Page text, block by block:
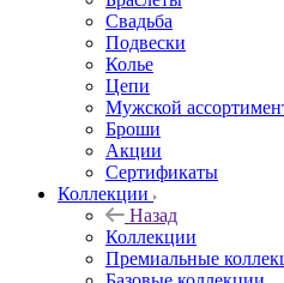
Свадьба
Подвески
Колье
Цепи
Мужской
Броши
Акции
Сертификаты
Коллекции
Назад
Коллекции
Премиальные